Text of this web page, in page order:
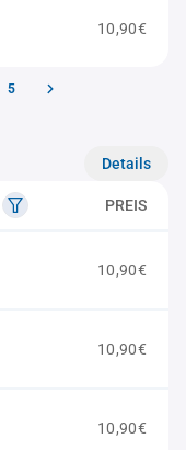
10,90€
5
Details
PREIS
10,90€
10,90€
10,90€